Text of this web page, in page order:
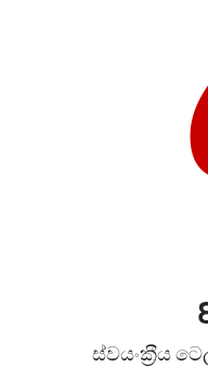
ස්වයංක‍්‍රීය